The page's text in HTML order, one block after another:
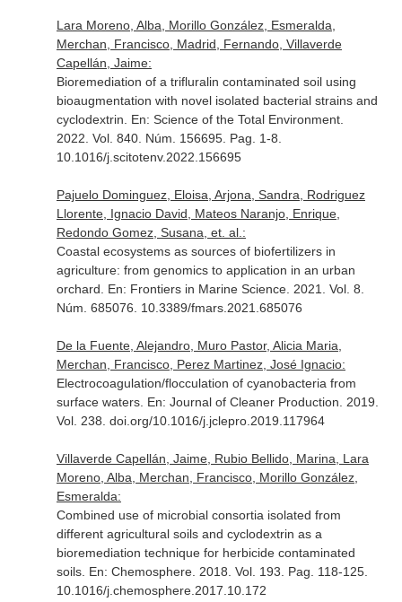
Lara Moreno, Alba, Morillo González, Esmeralda,
Merchan, Francisco, Madrid, Fernando, Villaverde
Capellán, Jaime:
Bioremediation of a trifluralin contaminated soil using
bioaugmentation with novel isolated bacterial strains and
cyclodextrin. En: Science of the Total Environment.
2022. Vol. 840. Núm. 156695. Pag. 1-8.
10.1016/j.scitotenv.2022.156695
Pajuelo Dominguez, Eloisa, Arjona, Sandra, Rodriguez
Llorente, Ignacio David, Mateos Naranjo, Enrique,
Redondo Gomez, Susana, et. al.:
Coastal ecosystems as sources of biofertilizers in
agriculture: from genomics to application in an urban
orchard. En: Frontiers in Marine Science. 2021. Vol. 8.
Núm. 685076. 10.3389/fmars.2021.685076
De la Fuente, Alejandro, Muro Pastor, Alicia Maria,
Merchan, Francisco, Perez Martinez, José Ignacio:
Electrocoagulation/flocculation of cyanobacteria from
surface waters. En: Journal of Cleaner Production . 2019.
Vol. 238. doi.org/10.1016/j.jclepro.2019.117964
Villaverde Capellán, Jaime, Rubio Bellido, Marina, Lara
Moreno, Alba, Merchan, Francisco, Morillo González,
Esmeralda:
Combined use of microbial consortia isolated from
different agricultural soils and cyclodextrin as a
bioremediation technique for herbicide contaminated
soils. En: Chemosphere. 2018. Vol. 193. Pag. 118-125.
10.1016/j.chemosphere.2017.10.172